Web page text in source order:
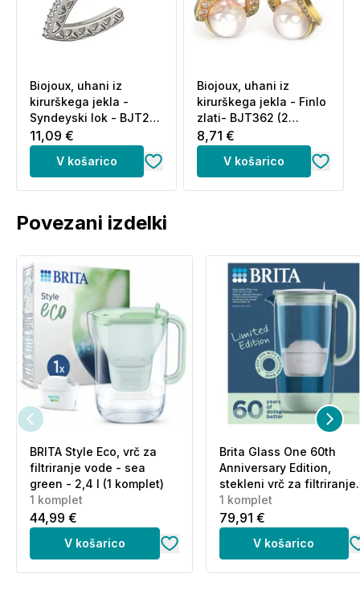
Biojoux, uhani iz
kirurškega jekla -
Syndeyski lok - BJT205
(2 uhana)
11,09 €
V košarico
Biojoux, uhani iz
kirurškega jekla - Finlo
zlati- BJT362 (2
uhana)
8,71 €
V košarico
Povezani izdelki
BRITA Style Eco, vrč za
filtriranje vode - sea
green - 2,4 l (1 komplet)
1 komplet
44,99 €
V košarico
Brita Glass One 60th
Anniversary Edition,
stekleni vrč za filtriranje
vode - zelen - 2,5 l (1
komplet)
1 komplet
79,91 €
V košarico